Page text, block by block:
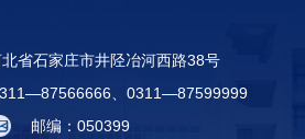
省石家庄市井陉冶河西路38号
、0311—87599999
邮编：050399